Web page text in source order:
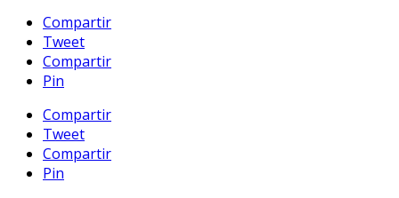
Compartir
Tweet
Compartir
Pin
Compartir
Tweet
Compartir
Pin